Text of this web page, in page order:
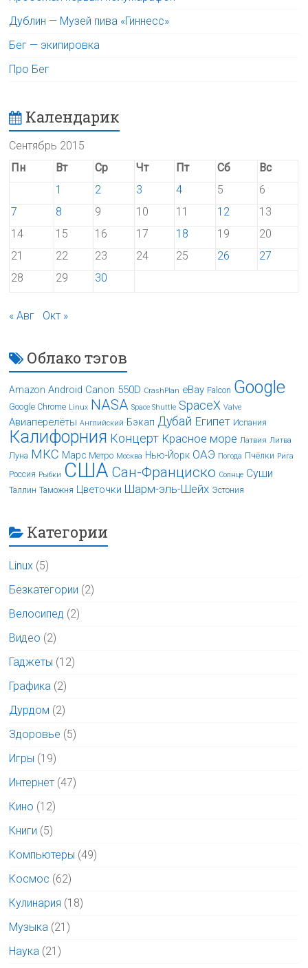
Дублин — Музей пива «Гиннесс»
Бег — экипировка
Про Бег
Календарик
Сентябрь 2015
Пн
Вт Ср Чт Пт Сб
Вс
1
2 3 4 5
6
7
8 9 10 11 12
13
14
15 16 17 18 19
20
21
22 23 24 25 26
27
28
29 30
« Авг Окт »
Облако тэгов
Amazon Android Canon 550D CrashPlan eBay Falcon Google
Google Chrome Linux NASA Space Shuttle SpaceX Valve
Авиаперелёты Английский Бэкап Дубай Египет Испания
Калифорния Концерт Красное море Латвия Литва
Луна МКС Марс Метро Москва Нью-Йорк ОАЭ Погода Пчёлки Рига
Россия Рыбки США Сан-Франциско Солнце Суши
Таллин Таможня Цветочки Шарм-эль-Шейх Эстония
Категории
Linux (5)
Безкатегории (2)
Велосипед (2)
Видео (2)
Гаджеты (12)
Графика (2)
Дурдом (2)
Здоровье (5)
Игры (19)
Интернет (47)
Кино (12)
Книги (5)
Компьютеры (49)
Космос (62)
Кулинария (18)
Музыка (21)
Наука (21)